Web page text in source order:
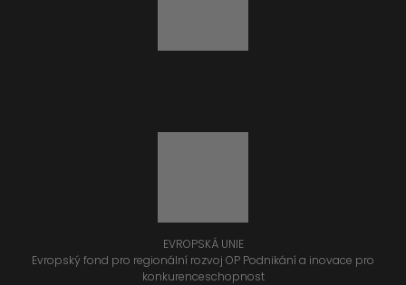
EVROPSKÁ UNIE
Evropský fond pro regionální rozvoj OP Podnikání a inovace pro
konkurenceschopnost